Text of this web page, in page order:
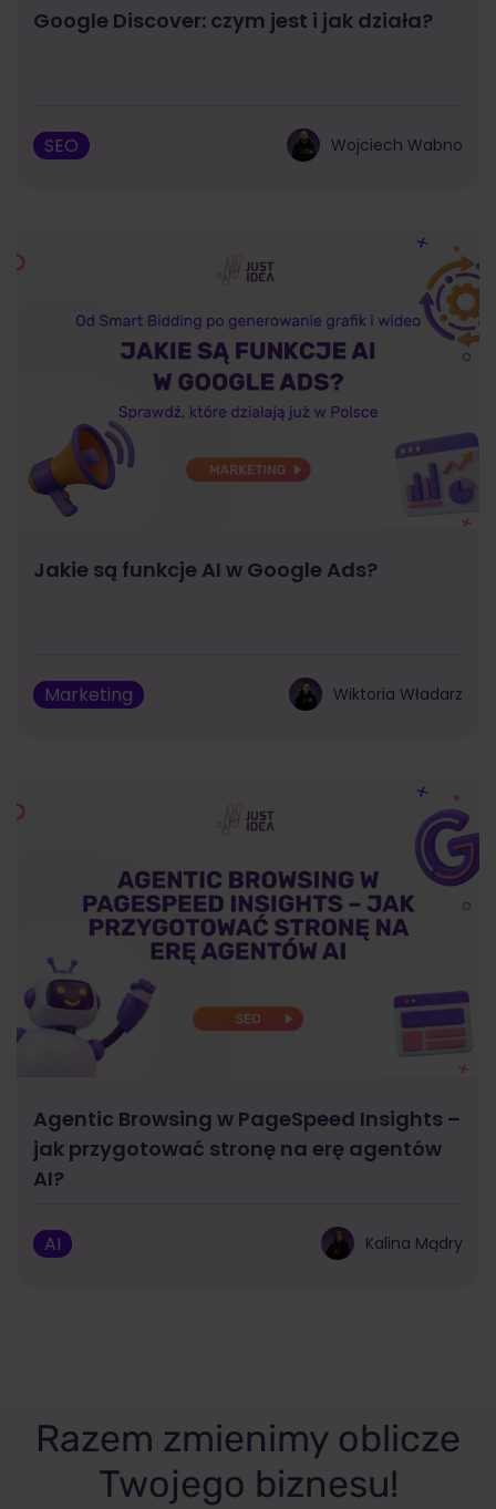
Google Discover: czym jest i jak działa?
SEO Wojciech Wabno
Jakie są funkcje AI w Google Ads?
Marketing Wiktoria Władarz
Agentic Browsing w PageSpeed Insights –
jak przygotować stronę na erę agentów
AI?
AI Kalina Mądry
Razem zmienimy oblicze
Twojego biznesu!